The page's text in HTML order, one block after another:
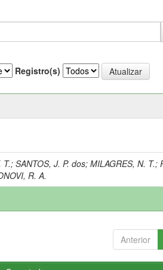
Registro(s)
T.;SANTOS, J. P. dos;MILAGRES, N. T.;
R. A.
Anterior